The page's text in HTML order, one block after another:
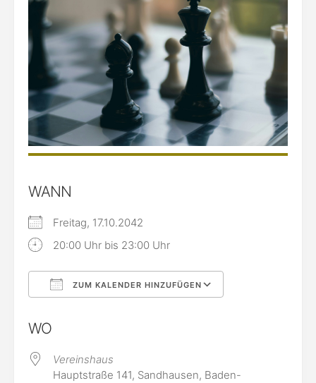
WANN
Freitag, 17.10.2042
20:00 Uhr bis 23:00 Uhr
ZUM KALENDER HINZUFÜGEN
WO
Vereinshaus
Hauptstraße 141, Sandhausen, Baden-